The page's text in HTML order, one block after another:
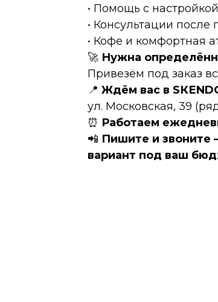
• Помощь с
• Консультации после
• Кофе и комфортная
🚀 Нужна
Привезём под заказ
📍 Ждём вас в
ул. Московская, 39
⏰ Работаем
📲 Пишите и
вариант под ваш